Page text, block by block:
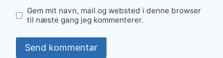
Gem mit navn, mail og websted i denne browser
til næste gang jeg kommenterer.